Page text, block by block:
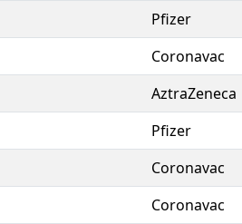
Pfizer
Coronavac
AztraZeneca
Pfizer
Coronavac
Coronavac